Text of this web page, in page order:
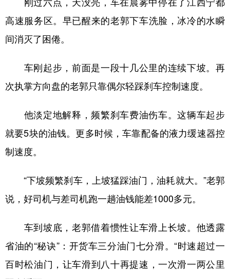
刚过六点，天没亮，车在晨雾中停在了江西宁都
高速服务区。早已醒来的老郭下车洗脸，冰冷的水瞬
间消灭了困倦。
车刚起步，前面是一段十几公里的连续下坡。再
次执掌方向盘的老郭只靠偶尔轻踩刹车控制速度。
他淡定地解释，频繁刹车费油伤车。这辆车起步
就要5块的油钱。更多时候，车靠配备的液力缓速器控
制速度。
“下坡频繁刹车，上坡猛踩油门，油耗就大。”老郭
说，好司机与差司机跑一趟油钱能差1000多元。
车到坡底，老郭借着惯性让车滑上长坡。他透露
省油的“秘诀”：开货车三分油门七分滑。“时速超过一
百时松油门，让车滑到八十再提速，一次滑一两公里